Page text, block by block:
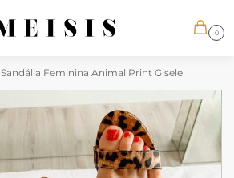
0
Sandália Feminina Animal Print Gisele